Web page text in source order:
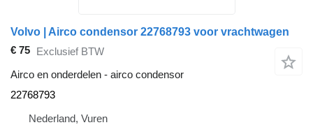
Volvo | Airco condensor 22768793 voor vrachtwagen
€ 75 Exclusief BTW
Airco en onderdelen - airco condensor
22768793
Nederland, Vuren